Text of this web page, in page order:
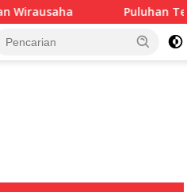
Puluhan Tenant Ramaikan